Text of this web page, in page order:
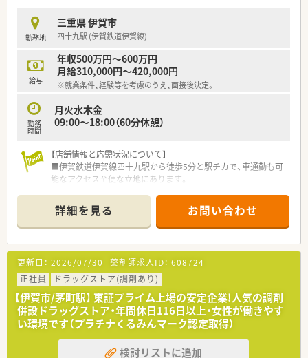
■定期的な研修や、エリア内でのつながりも活発！薬剤師フォロ
ーのための専門部署もございますので安心して働けます。
※50才以上は嘱託社員としての採用となります。
※定年60才（65才までの継続雇用有）
勤務地
三重県 伊賀市
四十九駅 (伊賀鉄道伊賀線)
給与
年収500万円～600万円
月給310,000円～420,000円
※就業条件、経験等を考慮のうえ、面接後決定。
勤務
時間
月火水木金
09:00～18:00（60分休憩）
【店舗情報と応需状況について】
■伊賀鉄道伊賀線四十九駅から徒歩5分と駅チカで、車通勤も可
能なアクセス至便な立地にあります。
まで多数の総合科目を応需しています。
■1日あたり約100枚の処方箋を薬剤師常時3～4名体制で対応し
ています。
【法人特徴について】
■薬剤師会が運営する会営薬局として、地域医療の中核を担う役
割を果たしています。
■市民病院の門前に展開しているため、様々な専門分野の処方を
経験できるスキルアップの環境が整っています。
■店舗の2階には薬剤師会の会議室があり、定例会議等にも使用
されるなど地域薬剤師会の中心的な薬局です。
【求人情報について】
詳細を見る お問い合わせ
更新日： 2026/07/30 薬剤師求人ID： 608724
正社員
ドラッグストア(調剤あり)
【伊賀市/茅町駅】 東証プライム上場の安定企業!人気の調剤
併設ドラッグストア・年間休日116日以上・女性が働きやす
い環境です（プラチナくるみんマーク認定取得）
検討リストに追加